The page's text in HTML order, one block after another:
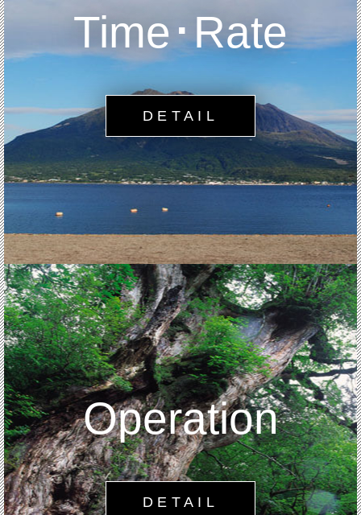
Time･Rate
DETAIL
Operation
DETAIL